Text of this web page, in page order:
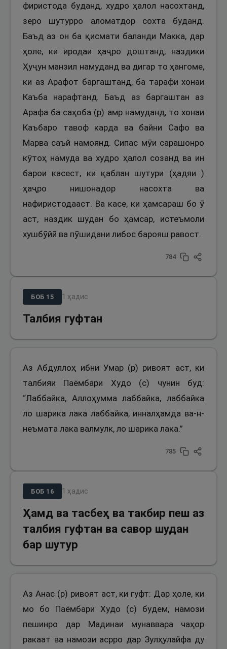
фиристода буданд, худро ҳалол насохтанд,
зеро шутурро аломатдор сохта буданд.
Баъд аз он ба қисмати баланди Макка, дар
ҳоле, ки иродаи ҳаҷро доштанд, наздики
Ҳуҷун манзил намуданд ва дигар то ҳангоме,
ки аз Арафот баргаштанд, ба тарафи хонаи
Каъба нарафтанд. Баъд аз баргаштан аз
Арафа ба саҳоба (р) амр намуданд, то хонаи
Каъбаро тавоф карда ва байни Сафо ва
Марва саъй намоянд. Сипас мӯи сарашонро
кӯтоҳ намуда ва худро ҳалол созанд ва ин
барои касест, ки қаблан шутури (ҳадяи )
ҳаҷро нишонадор насохта ва
нафиристодааст. Ва касе, ки ҳамсараш бо ӯ
аст, наздик шудан бо ҳамсар, истеъмоли
хушбӯйӣ ва пӯшидани либос барояш равост.
784
БОБ 15 1 ҳадис
Талбия гуфтан
Аз Абдуллоҳ ибни Умар (р) ривоят аст, ки
талбияи Паёмбари Худо (с) чунин буд:
“Лаббайка, Аллоҳумма лаббайка, лаббайка
ло шарика лака лаббайка, инналҳамда ва-н-
неъмата лака валмулк, ло шарика лака.”
785
БОБ 16 1 ҳадис
Ҳамд ва тасбеҳ ва такбир пеш аз
талбия гуфтан ва савор шудан
бар шутур
Аз Анас (р) ривоят аст, ки гуфт: Дар ҳоле, ки
мо бо Паёмбари Худо (с) будем, намози
пешинро дар Мадинаи мунаввара чаҳор
ракаат ва намози асрро дар Зулҳулайфа ду